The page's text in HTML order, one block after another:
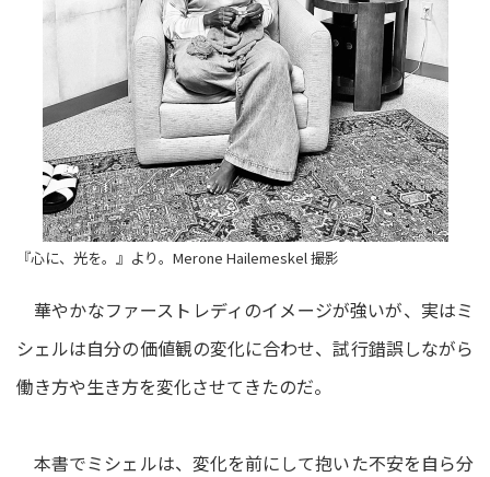
『心に、光を。』より。Merone Hailemeskel 撮影
華やかなファーストレディのイメージが強いが、実はミ
シェルは自分の価値観の変化に合わせ、試行錯誤しながら
働き方や生き方を変化させてきたのだ。
本書でミシェルは、変化を前にして抱いた不安を自ら分